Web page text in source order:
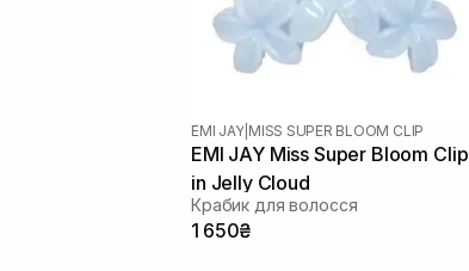
EMI JAY MISS SUPER BLOOM CLIP
EMI JAY Miss Super Bloom Clip
in Jelly Cloud
Крабик для волосся
1 650₴